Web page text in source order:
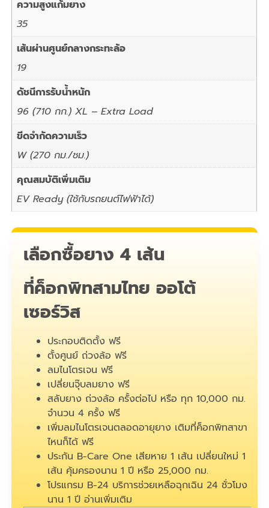
ความสูงแก้มยาง
35
เส้นผ่านศูนย์กลางกระทะล้อ
19
ดัชนีการรับน้ำหนัก
96 (710 กก.) XL – Extra Load
ขีดจำกัดความเร็ว
W (270 กม./ชม.)
คุณสมบัติเพิ่มเติม
EV Ready (ใช้กับรถยนต์ไฟฟ้าได้)
เลือกซื้อยาง 4 เส้น
ที่ค็อกพิทสามไทย ออโต้
เซอร์วิส
ประกอบติดตั้ง ฟรี
ตั้งศูนย์ ถ่วงล้อ ฟรี
ลมไนโตรเจน ฟรี
เปลี่ยนจุ๊บลมยาง ฟรี
สลับยาง ถ่วงล้อ ครั้งต่อไป หรือ ทุก 10,000 กม.
จำนวน 4 ครั้ง ฟรี
เพิ่มลมไนโตรเจนตลอดอายุยาง เติมที่ค็อกพิทสาขา
ไหนก็ได้ ฟรี
ประกัน B-Care One เสียหาย 1 เส้น เปลี่ยนใหม่ 1
เส้น คุ้มครองนาน 1 ปี หรือ 25,000 กม.
โปรแกรม B-24 บริการช่วยเหลือฉุกเฉิน 24 ชั่วโมง
นาน 1 ปีอ่านเพิ่มเติม